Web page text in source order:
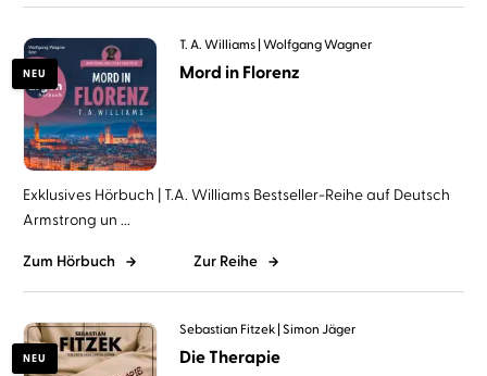
NEU
T. A. Williams Wolfgang Wagner
Mord in Florenz
Exklusives Hörbuch | T.A. Williams Bestseller-Reihe auf Deutsch
Armstrong un ...
Zum Hörbuch Zur Reihe
NEU
Sebastian Fitzek Simon Jäger
Die Therapie